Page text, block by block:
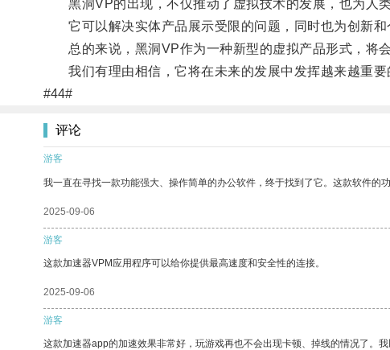
黑洞VP的出现，不仅推动了虚拟技术的发展，也为人类
它可以解决实体产品展示受限的问题，同时也为创新和
总的来说，黑洞VP作为一种新型的虚拟产品形式，将会
我们有理由相信，它将在未来的发展中发挥越来越重要
#44#
评论
游客
我一直在寻找一款功能强大、操作简单的办公软件，终于找到了它。这款软件的
2025-09-06
游客
这款加速器VPM应用程序可以给你提供最高速度和安全性的连接。
2025-09-06
游客
这款加速器app的加速效果非常好，玩游戏再也不会出现卡顿、掉线的情况了。